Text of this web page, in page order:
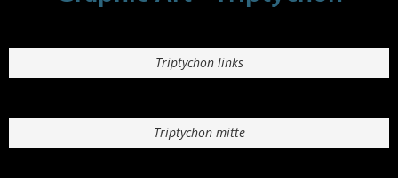
Triptychon links
Triptychon mitte